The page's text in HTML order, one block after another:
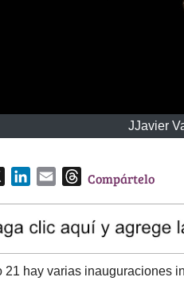
JJavier
k
e
d
l
T
e
a
d
Compártelo
21 hay varias inauguraciones